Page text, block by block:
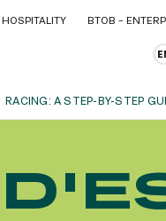
HOSPITALITY BTOB –
RACING: A STEP-BY-STEP
AS A FAMILY
AS A FAMILY